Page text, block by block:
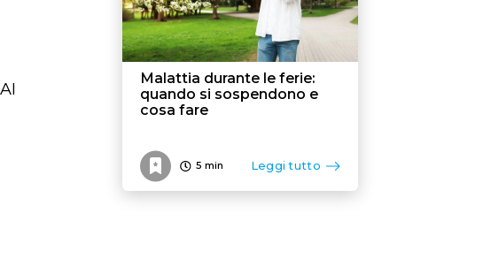
Malattia durante le ferie:
quando si sospendono e
cosa fare
5 min Leggi tutto